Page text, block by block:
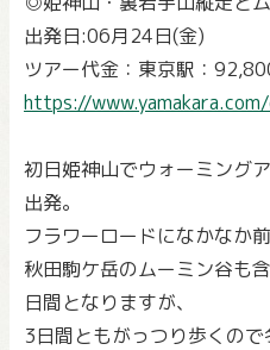
出発日:06月24日(金)
ツアー代金：東京駅：
https://
初日姫神山でウォーミング
出発。
フラワーロードになかなか
秋田駒ケ岳のムーミン谷も
日間となりますが、
3日間ともがっつり歩くの